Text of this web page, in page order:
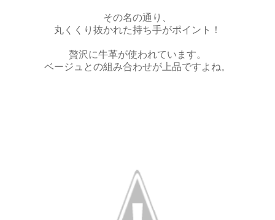
その名の通り、
丸くくり抜かれた持ち手がポイント！
贅沢に牛革が使われています。
ベージュとの組み合わせが上品ですよね。